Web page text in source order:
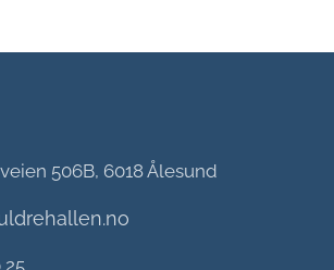
506B, 6018 Ålesund
25